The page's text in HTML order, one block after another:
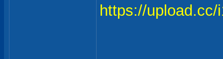
https://